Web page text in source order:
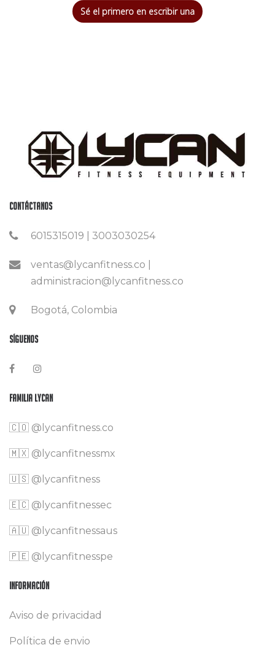
Sé el primero en escribir una
Contáctanos
6015315019 | 3003030254
ventas@lycanfitness.co |
administracion@lycanfitness.co
Bogotá, Colombia
Síguenos
Familia Lycan
🇨🇴 @lycanfitness.co
🇲🇽 @lycanfitnessmx
🇺🇸 @lycanfitness
🇪🇨 @lycanfitnessec
🇦🇺 @lycanfitnessaus
🇵🇪 @lycanfitnesspe
Información
Aviso de privacidad
Política de envio